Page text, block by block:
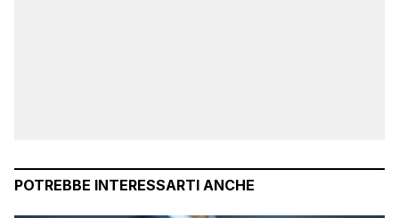
POTREBBE INTERESSARTI ANCHE